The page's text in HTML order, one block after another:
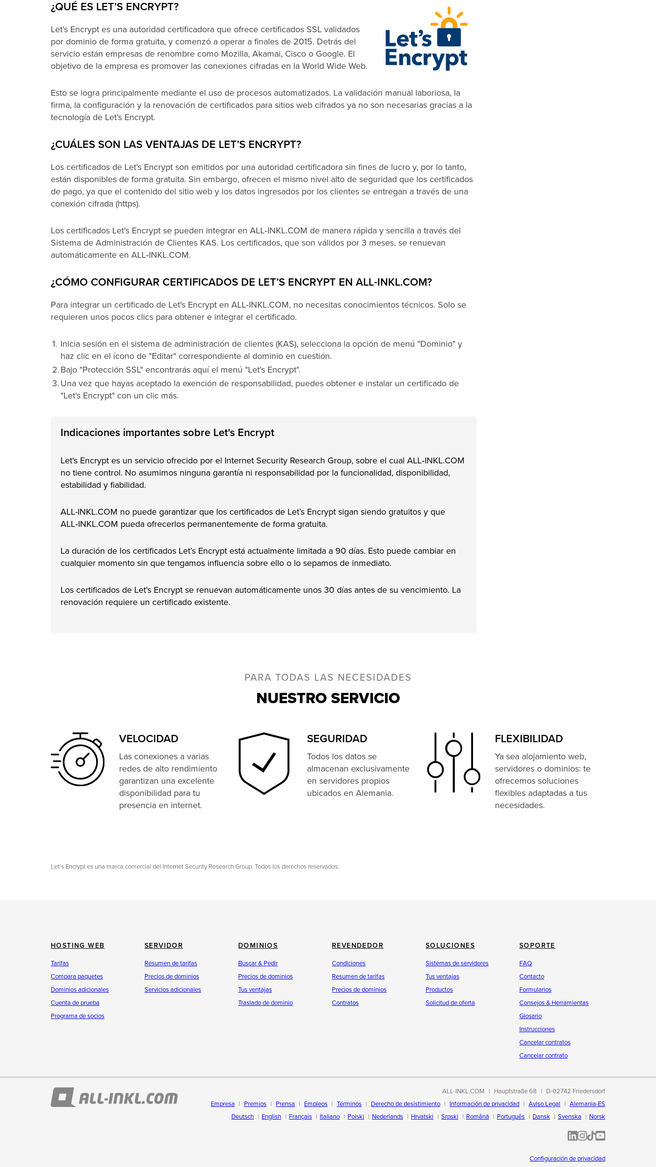
¿QUÉ ES LET’S ENCRYPT?
Let's Encrypt es una autoridad certificadora que ofrece certificados SSL validados
por dominio de forma gratuita, y comenzó a operar a finales de 2015. Detrás del
servicio están empresas de renombre como Mozilla, Akamai, Cisco o Google. El
objetivo de la empresa es promover las conexiones cifradas en la World Wide Web.
Esto se logra principalmente mediante el uso de procesos automatizados. La validación manual laboriosa, la
firma, la configuración y la renovación de certificados para sitios web cifrados ya no son necesarias gracias a la
tecnología de Let’s Encrypt.
¿CUÁLES SON LAS VENTAJAS DE LET’S ENCRYPT?
Los certificados de Let's Encrypt son emitidos por una autoridad certificadora sin fines de lucro y, por lo tanto,
están disponibles de forma gratuita. Sin embargo, ofrecen el mismo nivel alto de seguridad que los certificados
de pago, ya que el contenido del sitio web y los datos ingresados por los clientes se entregan a través de una
conexión cifrada (https).
Los certificados Let's Encrypt se pueden integrar en ALL‑INKL.COM de manera rápida y sencilla a través del
Sistema de Administración de Clientes KAS. Los certificados, que son válidos por 3 meses, se renuevan
automáticamente en ALL‑INKL.COM.
¿CÓMO CONFIGURAR CERTIFICADOS DE LET’S ENCRYPT EN ALL‑INKL.COM?
Para integrar un certificado de Let's Encrypt en ALL‑INKL.COM, no necesitas conocimientos técnicos. Solo se
requieren unos pocos clics para obtener e integrar el certificado.
Inicia sesión en el sistema de administración de clientes (KAS), selecciona la opción de menú "Dominio" y
haz clic en el ícono de "Editar" correspondiente al dominio en cuestión.
Bajo "Protección SSL" encontrarás aquí el menú "Let's Encrypt".
Una vez que hayas aceptado la exención de responsabilidad, puedes obtener e instalar un certificado de
"Let's Encrypt" con un clic más.
Indicaciones importantes sobre Let's Encrypt
Let's Encrypt es un servicio ofrecido por el Internet Security Research Group, sobre el cual ALL‑INKL.COM
no tiene control. No asumimos ninguna garantía ni responsabilidad por la funcionalidad, disponibilidad,
estabilidad y fiabilidad.
ALL-INKL.COM no puede garantizar que los certificados de Let’s Encrypt sigan siendo gratuitos y que
ALL‑INKL.COM pueda ofrecerlos permanentemente de forma gratuita.
La duración de los certificados Let’s Encrypt está actualmente limitada a 90 días. Esto puede cambiar en
cualquier momento sin que tengamos influencia sobre ello o lo sepamos de inmediato.
Los certificados de Let's Encrypt se renuevan automáticamente unos 30 días antes de su vencimiento. La
renovación requiere un certificado existente.
PARA TODAS LAS NECESIDADES
NUESTRO SERVICIO
VELOCIDAD
Las conexiones a varias
redes de alto rendimiento
garantizan una excelente
disponibilidad para tu
presencia en internet.
SEGURIDAD
Todos los datos se
almacenan exclusivamente
en servidores propios
ubicados en Alemania.
FLEXIBILIDAD
Ya sea alojamiento web,
servidores o dominios: te
ofrecemos soluciones
flexibles adaptadas a tus
necesidades.
Let’s Encrypt es una marca comercial del Internet Security Research Group. Todos los derechos reservados.
HOSTING WEB
Tarifas
Compara paquetes
Dominios adicionales
Cuenta de prueba
Programa de socios
SERVIDOR
Resumen de tarifas
Precios de dominios
Servicios adicionales
DOMINIOS
Buscar & Pedir
Precios de dominios
Tus ventajas
Traslado de dominio
REVENDEDOR
Condiciones
Resumen de tarifas
Precios de dominios
Contratos
SOLUCIONES
Sistemas de servidores
Tus ventajas
Productos
Solicitud de oferta
SOPORTE
FAQ
Contacto
Formularios
Consejos & Herramientas
Glosario
Instrucciones
Cancelar contratos
Cancelar contrato
ALL-INKL.COM Hauptstraße 68
D-02742 Friedersdorf
Empresa
Premios Prensa Empleos Términos Derecho de desistimiento Información de privacidad Aviso Legal
Alemania-ES
Deutsch
English Français Italiano Polski Nederlands Hrvatski Srpski Română Português Dansk Svenska Norsk
ALL-INKL.COM | LinkedIn
ALL-INKL.COM • Instagram
ALL-INKL.COM | TikTok
ALLINKL.COM -
Configuración de privacidad